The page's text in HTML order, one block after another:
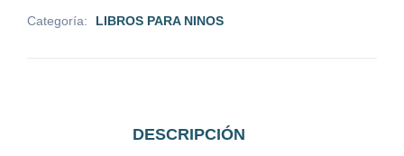
Categoría:
LIBROS PARA NINOS
DESCRIPCIÓN